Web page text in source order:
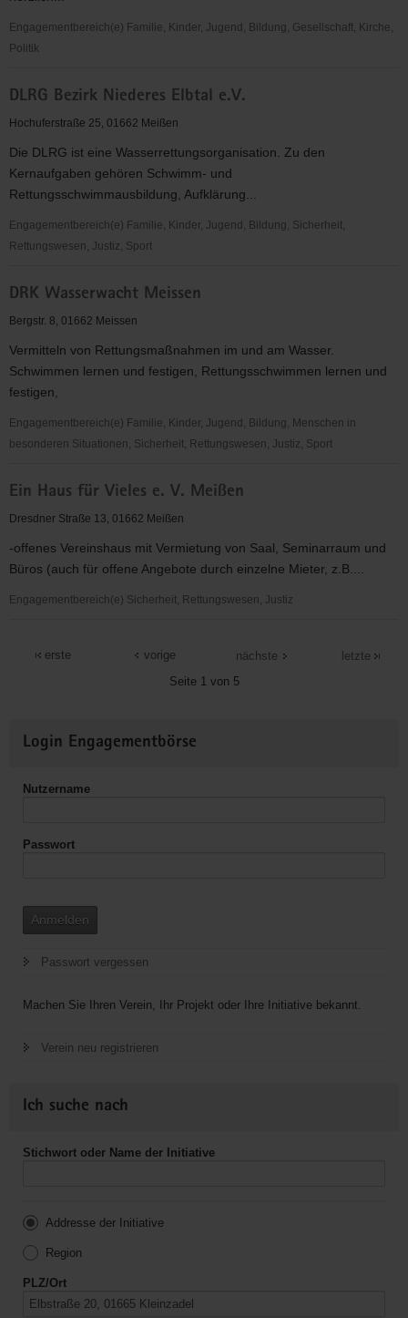
Engagementbereich(e) Familie, Kinder, Jugend, Bildung, Gesellschaft, Kirche,
Politik
Over
Club
DLRG Bezirk Niederes Elbtal e.V.
Hochuferstraße 25, 01662 Meißen
Die DLRG ist eine Wasserrettungsorganisation. Zu den
Kernaufgaben gehören Schwimm- und
Rettungsschwimmausbildung, Aufklärung...
Engagementbereich(e) Familie, Kinder, Jugend, Bildung, Sicherheit,
Rettungswesen, Justiz, Sport
Bezirk
Niederes
e.V.
DRK Wasserwacht Meissen
Bergstr. 8, 01662 Meissen
Vermitteln von Rettungsmaßnahmen im und am Wasser.
Schwimmen lernen und festigen, Rettungsschwimmen lernen und
festigen,
Engagementbereich(e) Familie, Kinder, Jugend, Bildung, Menschen in
besonderen Situationen, Sicherheit, Rettungswesen, Justiz, Sport
Wasserwacht
Meissen
Ein Haus für Vieles e. V. Meißen
Dresdner Straße 13, 01662 Meißen
-offenes Vereinshaus mit Vermietung von Saal, Seminarraum und
Büros (auch für offene Angebote durch einzelne Mieter, z.B....
Engagementbereich(e) Sicherheit, Rettungswesen, Justiz
Meißen
erste
vorige
Seite 1 von 5
nächste letzte
Informationen
Login Engagementbörse
Nutzername
Passwort
Anmelden
Passwort vergessen
Machen Sie Ihren Verein, Ihr Projekt oder Ihre Initiative bekannt.
Verein neu registrieren
Ich suche nach
Stichwort oder Name der Initiative
Addresse der Initiative
Region
PLZ/Ort